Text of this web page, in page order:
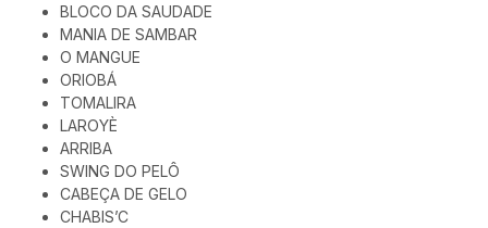
BLOCO DA SAUDADE
MANIA DE SAMBAR
O MANGUE
ORIOBÁ
TOMALIRA
LAROYÈ
ARRIBA
SWING DO PELÔ
CABEÇA DE GELO
CHABIS’C